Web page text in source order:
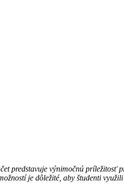
predstavuje výnimočnú
je dôležité, aby študenti